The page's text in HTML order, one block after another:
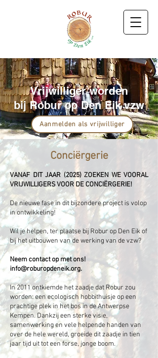
Vrijwilliger worden
bij Robur op Den Eik vzw
Aanmelden als vrijwilliger
Conciërgerie
VANAF DIT JAAR (2025) ZOEKEN WE VOORAL
VRIJWILLIGERS VOOR DE CONCIËRGERIE!
De nieuwe fase in dit bijzondere project is volop
in ontwikkeling!
Wil je helpen, ter plaatse bij Robur op Den Eik of
bij het uitbouwen van de werking van de vzw?
Neem contact op met ons!
info@roburopdeneik.org.
In 2011 ontkiemde het zaadje dat Robur zou
worden: een ecologisch hobbithuisje op een
prachtige plek in het bos in de Antwerpse
Kempen. Dankzij een sterke visie,
samenwerking en vele helpende handen van
over de hele wereld, groeide dit zaadje in tien
jaar tijd uit tot een forse, jonge boom.